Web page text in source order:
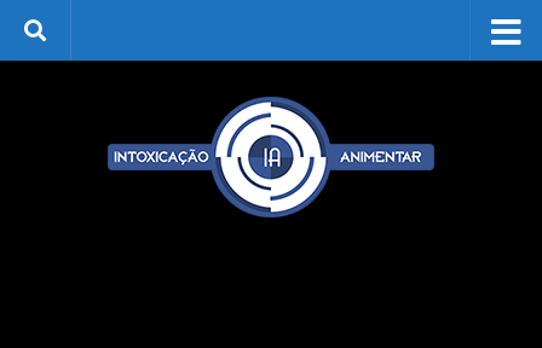
Skip to content